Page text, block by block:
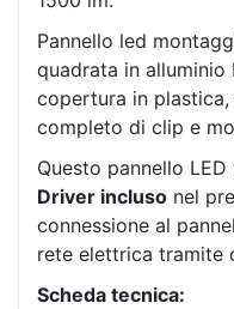
Pannello led
quadrata in
copertura in
completo di clip e
Questo pannello
Driver incluso nel
connessione al
rete elettrica tramite
Scheda tecnica: